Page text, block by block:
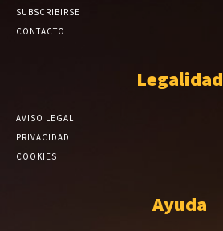
SUBSCRIBIRSE
CONTACTO
Legalidad
AVISO LEGAL
PRIVACIDAD
COOKIES
Ayuda